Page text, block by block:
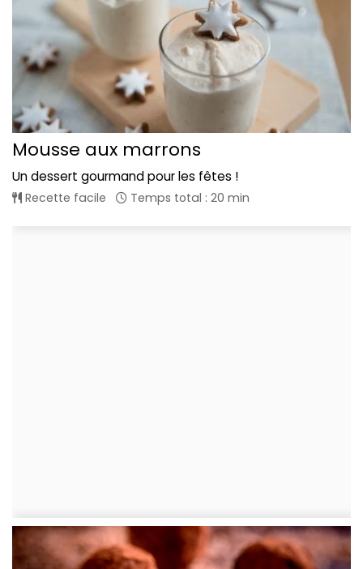
Mousse aux marrons
Un dessert gourmand pour les fêtes !
Recette facile Temps total : 20 min